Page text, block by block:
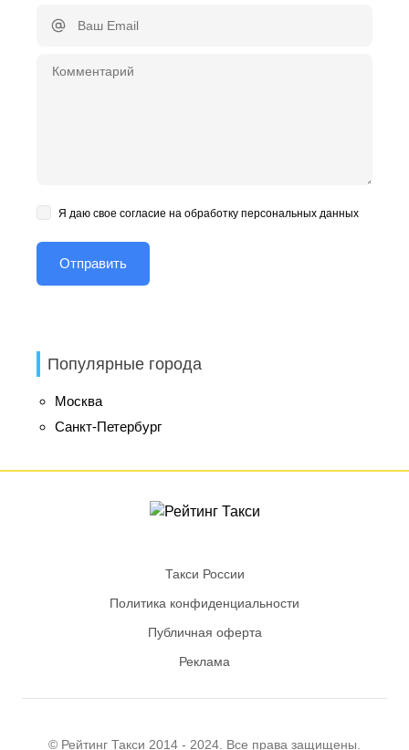
Я даю свое согласие на обработку персональных данных
Популярные города
Москва
Санкт-Петербург
Такси России
Политика конфиденциальности
Публичная оферта
Реклама
© Рейтинг Такси 2014 - 2024. Все права защищены.